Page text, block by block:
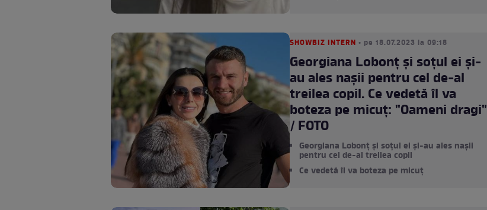
SHOWBIZ INTERN • pe 18.07.2023 la 09:18
Georgiana Lobonț și soțul ei și-
au ales nașii pentru cel de-al
treilea copil. Ce vedetă îl va
boteza pe micuț: "Oameni dragi"
/ FOTO
Georgiana Lobonț și soțul ei și-au ales nașii
pentru cel de-al treilea copil
Ce vedetă îl va boteza pe micuț